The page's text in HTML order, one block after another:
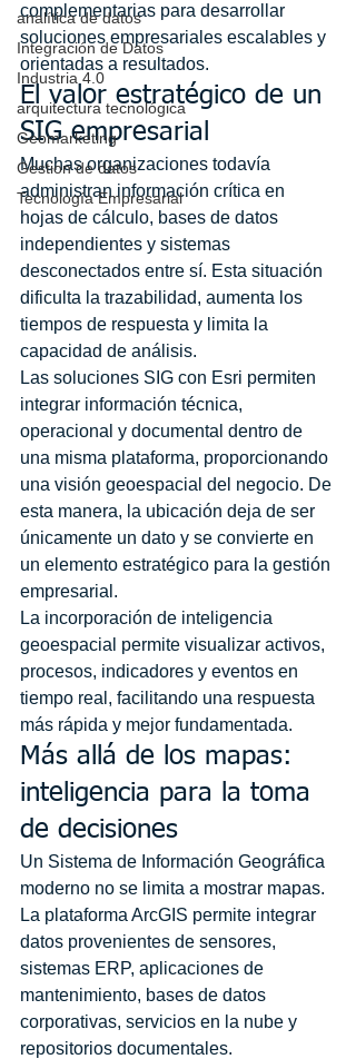
analítica de datos
Integración de Datos
Industria 4.0
arquitectura tecnológica
Geomarketing
Gestion de datos
Tecnología Empresarial
complementarias para desarrollar
soluciones empresariales escalables y
orientadas a resultados.
El valor estratégico de un
SIG empresarial
Muchas organizaciones todavía
administran información crítica en
hojas de cálculo, bases de datos
independientes y sistemas
desconectados entre sí. Esta situación
dificulta la trazabilidad, aumenta los
tiempos de respuesta y limita la
capacidad de análisis.
Las soluciones SIG con Esri permiten
integrar información técnica,
operacional y documental dentro de
una misma plataforma, proporcionando
una visión geoespacial del negocio. De
esta manera, la ubicación deja de ser
únicamente un dato y se convierte en
un elemento estratégico para la gestión
empresarial.
La incorporación de inteligencia
geoespacial permite visualizar activos,
procesos, indicadores y eventos en
tiempo real, facilitando una respuesta
más rápida y mejor fundamentada.
Más allá de los mapas:
inteligencia para la toma
de decisiones
Un Sistema de Información Geográfica
moderno no se limita a mostrar mapas.
La plataforma ArcGIS permite integrar
datos provenientes de sensores,
sistemas ERP, aplicaciones de
mantenimiento, bases de datos
corporativas, servicios en la nube y
repositorios documentales.